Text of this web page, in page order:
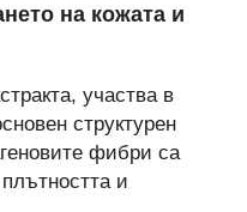
на кожата и
участва в
структурен
фибри са
и